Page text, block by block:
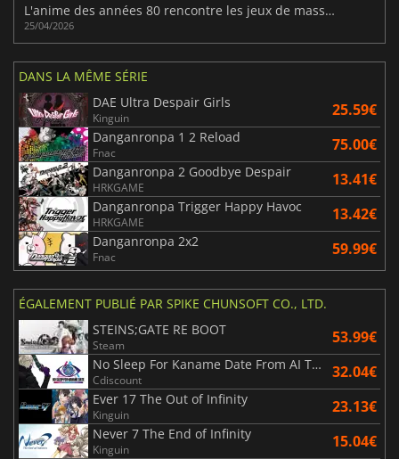
L'anime des années 80 rencontre les jeux de massacre : L'horreur rétro de Kumitantei
25/04/2026
DANS LA MÊME SÉRIE
DAE Ultra Despair Girls
Kinguin 25.59€
Danganronpa 1 2 Reload
Fnac 75.00€
Danganronpa 2 Goodbye Despair
HRKGAME 13.41€
Danganronpa Trigger Happy Havoc
HRKGAME 13.42€
Danganronpa 2x2
Fnac 59.99€
ÉGALEMENT PUBLIÉ PAR SPIKE CHUNSOFT CO., LTD.
STEINS;GATE RE BOOT
Steam 53.99€
No Sleep For Kaname Date From AI The Somnium Files
Cdiscount 32.04€
Ever 17 The Out of Infinity
Kinguin 23.13€
Never 7 The End of Infinity
Kinguin 15.04€